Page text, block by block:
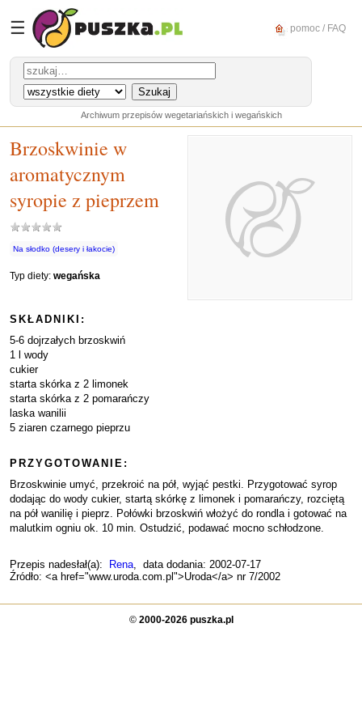
☰ pomoc / FAQ
Archiwum przepisów wegetariańskich i wegańskich
Brzoskwinie w
aromatycznym
syropie z pieprzem
Na słodko (desery i łakocie)
Typ diety: wegańska
SKŁADNIKI:
5-6 dojrzałych brzoskwiń
1 l wody
cukier
starta skórka z 2 limonek
starta skórka z 2 pomarańczy
laska wanilii
5 ziaren czarnego pieprzu
PRZYGOTOWANIE:
Brzoskwinie umyć, przekroić na pół, wyjąć pestki. Przygotować syrop
dodając do wody cukier, startą skórkę z limonek i pomarańczy, rozciętą
na pół wanilię i pieprz. Połówki brzoskwiń włożyć do rondla i gotować na
malutkim ogniu ok. 10 min. Ostudzić, podawać mocno schłodzone.
Przepis nadesłał(a): Rena, data dodania: 2002-07-17
Źródło: <a href="www.uroda.com.pl">Uroda</a> nr 7/2002
© 2000-2026 puszka.pl